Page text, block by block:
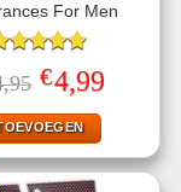
For Men
Gewaardeerd
uit 5
Oorspronkelijke
prijs
was:
€24,95.
€4,99Huidige
prijs